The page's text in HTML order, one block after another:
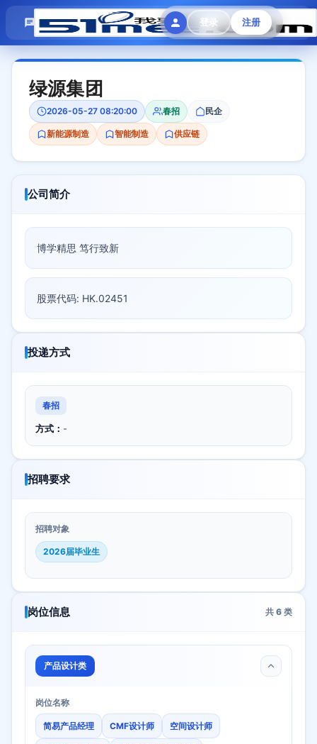
登录 注册
模拟面试 题目大全 招聘中心 会员专区
绿源集团
2026-05-27 08:20:00 春招 民企
新能源制造 智能制造 供应链
公司简介
博学精思 笃行致新
股票代码: HK.02451
投递方式
春招
方式： -
招聘要求
招聘对象
2026届毕业生
岗位信息 共 6 类
产品设计类
岗位名称
简易产品经理 CMF设计师 空间设计师